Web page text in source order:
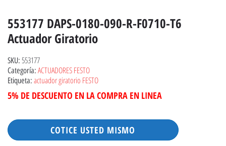
553177 DAPS-0180-090-R-F0710-T6
Actuador Giratorio
SKU: 553177
Categoría: ACTUADORES FESTO
Etiqueta: actuador giratorio FESTO
5% DE DESCUENTO EN LA COMPRA EN LINEA
COTICE USTED MISMO